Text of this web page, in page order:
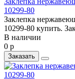
10299-80
Заклепка
10299-80 купить.
В наличии
0 р
Заказать